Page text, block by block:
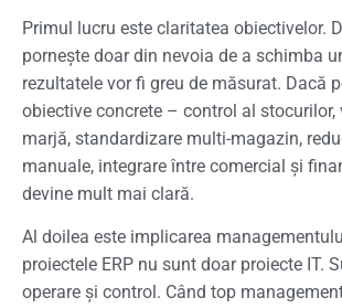
Primul lucru este claritatea obiectivelor.
pornește doar din nevoia de a schimba
rezultatele vor fi greu de măsurat. Dacă
obiective concrete – control al
marjă, standardizare multi-magazin,
manuale, integrare între comercial și
devine mult mai clară.
Al doilea este implicarea
proiectele ERP nu sunt doar proiecte IT.
operare și control. Când top